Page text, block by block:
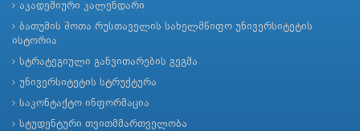
აკადემიური კალენდარი
ბათუმის შოთა რუსთაველის სახელმწიფო უნივერსიტეტის
ისტორია
სტრატეგიული განვითარების გეგმა
უნივერსიტეტის სტრუქტურა
საკონტაქტო ინფორმაცია
სტუდენტური თვითმმართველობა